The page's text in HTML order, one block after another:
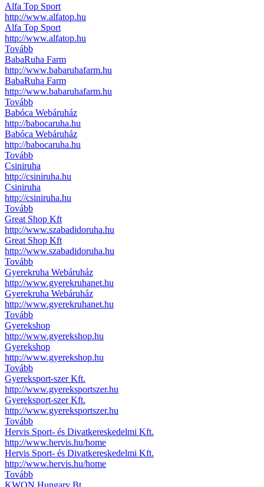
Alfa Top Sport
http://www.alfatop.hu
Alfa Top Sport
http://www.alfatop.hu
Tovább
BabaRuha Farm
http://www.babaruhafarm.hu
BabaRuha Farm
http://www.babaruhafarm.hu
Tovább
Babóca Webáruház
http://babocaruha.hu
Babóca Webáruház
http://babocaruha.hu
Tovább
Csiniruha
http://csiniruha.hu
Csiniruha
http://csiniruha.hu
Tovább
Great Shop Kft
http://www.szabadidoruha.hu
Great Shop Kft
http://www.szabadidoruha.hu
Tovább
Gyerekruha Webáruház
http://www.gyerekruhanet.hu
Gyerekruha Webáruház
http://www.gyerekruhanet.hu
Tovább
Gyerekshop
http://www.gyerekshop.hu
Gyerekshop
http://www.gyerekshop.hu
Tovább
Gyereksport-szer Kft.
http://www.gyereksportszer.hu
Gyereksport-szer Kft.
http://www.gyereksportszer.hu
Tovább
Hervis Sport- és Divatkereskedelmi Kft.
http://www.hervis.hu/home
Hervis Sport- és Divatkereskedelmi Kft.
http://www.hervis.hu/home
Tovább
KWON Hungary Bt.